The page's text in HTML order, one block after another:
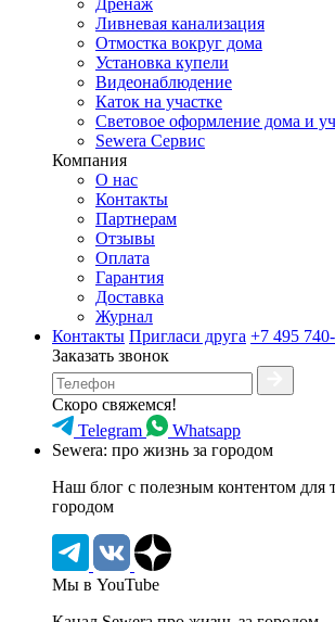
Ливневая канализация
Отмостка вокруг дома
Установка купели
Видеонаблюдение
Каток на участке
Световое оформление дома и
Sewera Сервис
Компания
О нас
Контакты
Партнерам
Отзывы
Оплата
Гарантия
Доставка
Журнал
Контакты Пригласи друга +7 495
Заказать звонок
Скоро свяжемся!
Telegram
Whatsapp
Sewera: про жизнь за городом
Наш блог c полезным контентом для
городом
Мы в YouTube